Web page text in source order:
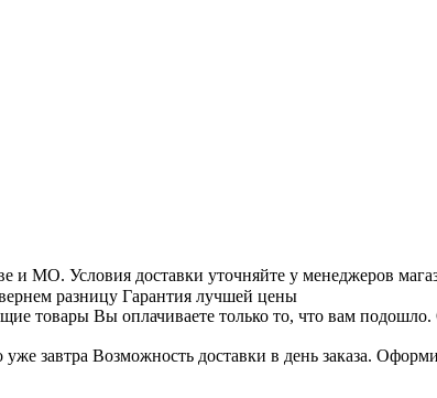
и МО. Условия доставки уточняйте у менеджеров
разницу Гарантия лучшей цены
Вы оплачиваете только то, что вам
Возможность доставки в день заказа.